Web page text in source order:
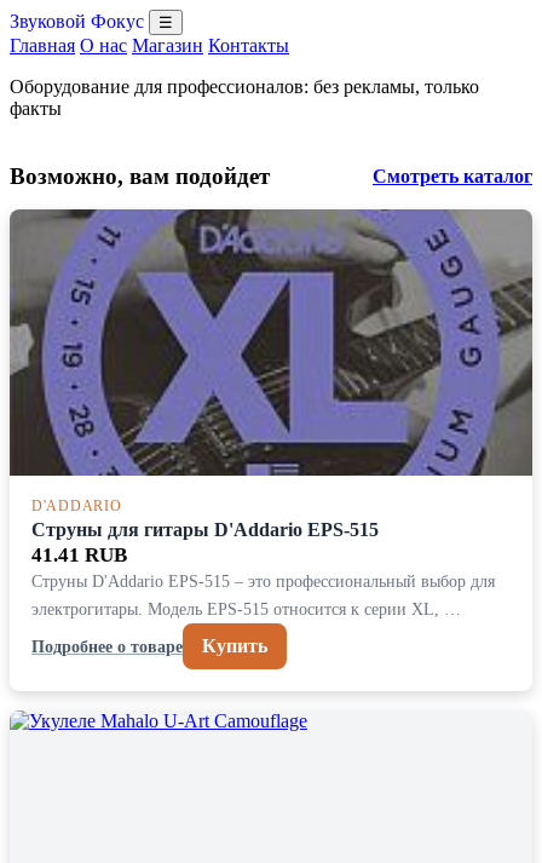
Звуковой Фокус ☰
Главная О нас Магазин Контакты
Оборудование для профессионалов: без рекламы, только
факты
Возможно, вам подойдет Смотреть каталог
D'ADDARIO
Струны для гитары D'Addario EPS-515
41.41 RUB
Струны D'Addario EPS-515 – это профессиональный выбор для
электрогитары. Модель EPS-515 относится к серии XL, …
Подробнее о товаре
Купить